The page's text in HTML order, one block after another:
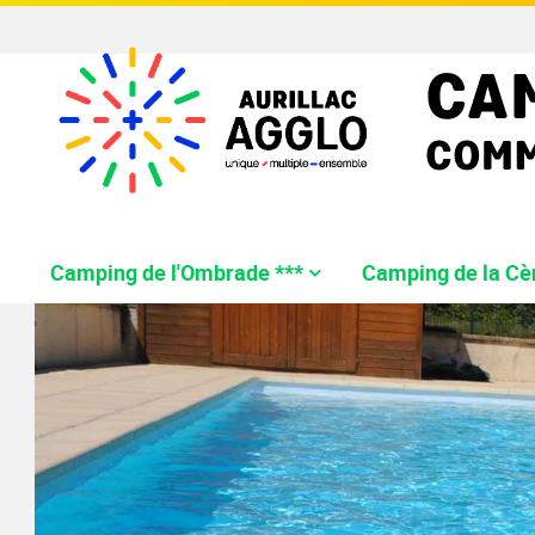
Camping de l'Ombrade ***
Description Les
Camping de la
Description
Description
Aire de l'Ombrade Aires